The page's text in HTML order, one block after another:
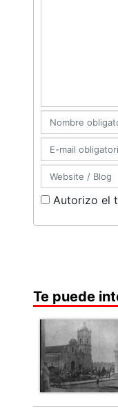
Autorizo el
Te puede